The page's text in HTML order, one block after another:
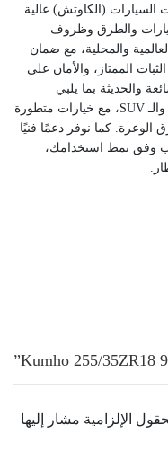
(الكاوتش) عالية
والطرق وظروف
والمحلية، مع ضمان
الممتاز، والأمان على
والحديثة بما يلبي
احتياجات السيارات الملاكي، النقل الخفيف، والـ SUV، مع خيارات متطورة
الوعرة. كما نوفر دعمًا فنيًا
وفق نمط استخدامك،
الإلزامية مشار إليها